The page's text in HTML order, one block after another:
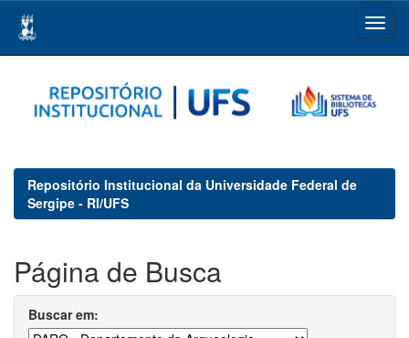
navigation
Repositório Institucional da Universidade Federal de
Sergipe - RI/UFS
Página de Busca
Buscar em: